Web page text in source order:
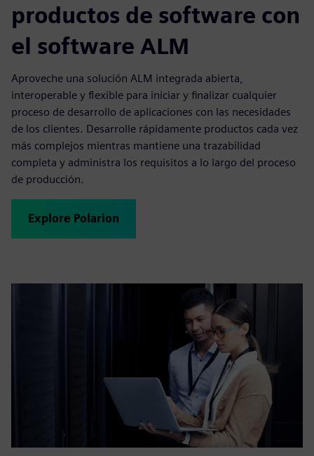
productos de software con
el software ALM
Aproveche una solución ALM integrada abierta,
interoperable y flexible para iniciar y finalizar cualquier
proceso de desarrollo de aplicaciones con las necesidades
de los clientes. Desarrolle rápidamente productos cada vez
más complejos mientras mantiene una trazabilidad
completa y administra los requisitos a lo largo del proceso
de producción.
Explore Polarion